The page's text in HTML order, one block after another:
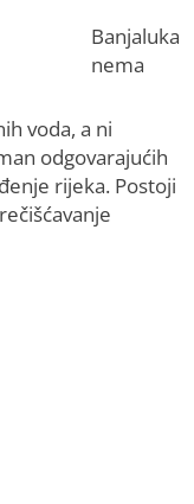
Banjaluka
nema
voda, a ni
odgovarajućih
rijeka. Postoji